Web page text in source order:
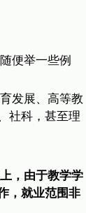
便举一些例
发展、高等教
社科，甚至理
，由于教学学
，就业范围非